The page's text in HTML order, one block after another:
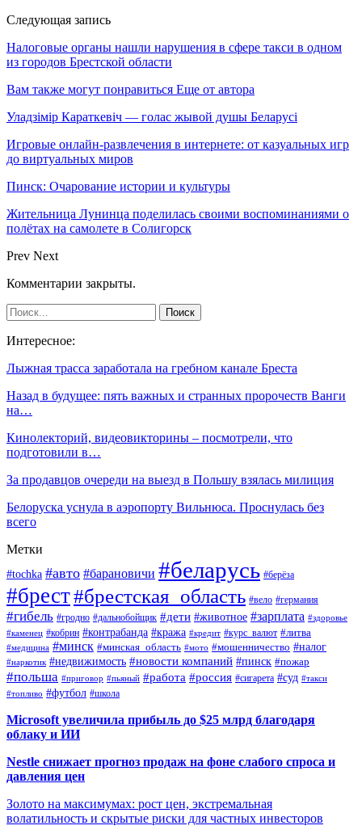
Следующая запись
Налоговые органы нашли нарушения в сфере такси в одном
из городов Брестской области
Вам также могут понравиться Еще от автора
Уладзімір Караткевіч — голас жывой душы Беларусі
Игровые онлайн-развлечения в интернете: от казуальных игр
до виртуальных миров
Пинск: Очарование истории и культуры
Жительница Лунинца поделилась своими воспоминаниями о
полётах на самолете в Солигорск
Prev Next
Комментарии закрыты.
Интересное:
Лыжная трасса заработала на гребном канале Бреста
Назад в будущее: пять важных и странных пророчеств Ванги
на…
Кинолекторий, видеовикторины – посмотрели, что
подготовили в…
За продавцов очереди на выезд в Польшу взялась милиция
Белоруска уснула в аэропорту Вильнюса. Проснулась без
всего
Метки
#tochka #авто #барановичи #беларусь #берёза
#брест#брестская_область #вело #германия
#гибель #гродно #дальнобойщик #дети #животное #зарплата #здоровье
#каменец #кобрин #контрабанда #кража #кредит #курс_валют #литва
#медицина #минск #минская_область #мото #мошенничество #налог
#наркотик #недвижимость #новости компаний #пинск #пожар
#польша #приговор #пьяный #работа #россия #сигарета #суд #такси
#топливо #футбол #школа
Microsoft увеличила прибыль до $25 млрд благодаря
облаку и ИИ
Nestle снижает прогноз продаж на фоне слабого спроса и
давления цен
Золото на максимумах: рост цен, экстремальная
волатильность и скрытые риски для частных инвесторов